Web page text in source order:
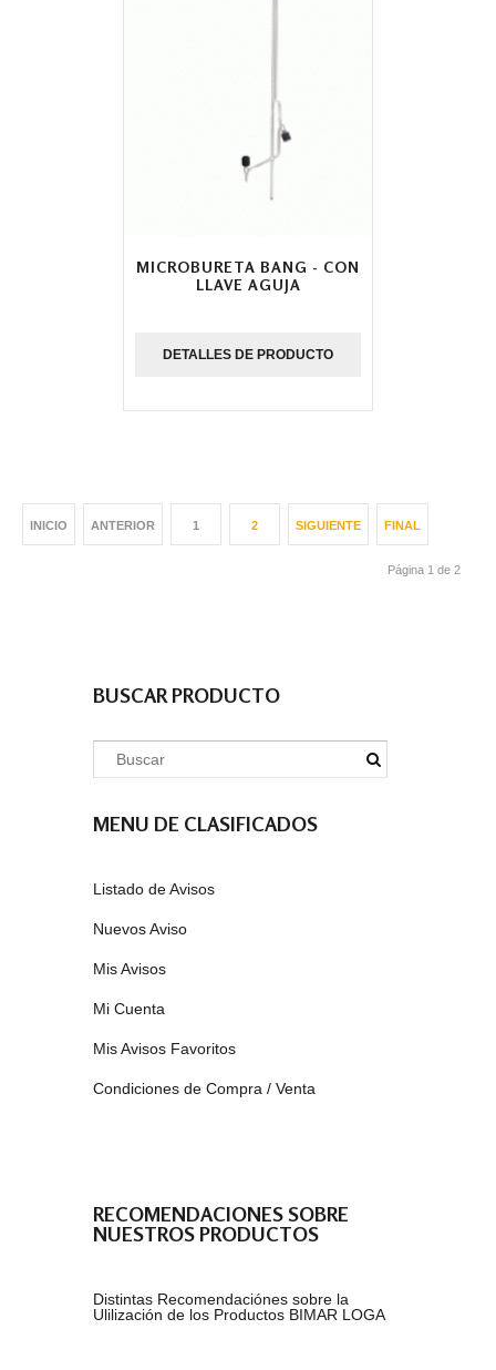
MICROBURETA BANG - CON
LLAVE AGUJA
DETALLES DE PRODUCTO
INICIO ANTERIOR 1 2 SIGUIENTE FINAL
Página 1 de 2
BUSCAR PRODUCTO
MENU DE CLASIFICADOS
Listado de Avisos
Nuevos Aviso
Mis Avisos
Mi Cuenta
Mis Avisos Favoritos
Condiciones de Compra / Venta
RECOMENDACIONES SOBRE
NUESTROS PRODUCTOS
Distintas Recomendaciónes sobre la
Ulilización de los Productos BIMAR LOGA